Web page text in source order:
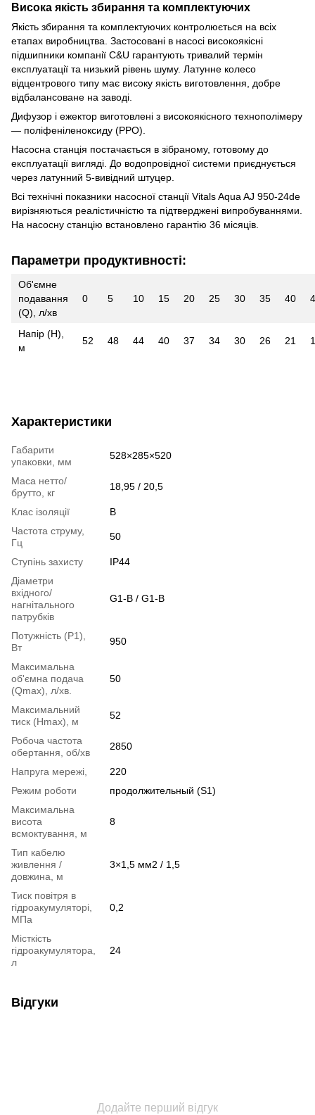
Висока якість збирання та комплектуючих
Якість збирання та комплектуючих контролюється на всіх
етапах виробництва. Застосовані в насосі високоякісні
підшипники компанії C&U гарантують тривалий термін
експлуатації та низький рівень шуму. Латунне колесо
відцентрового типу має високу якість виготовлення, добре
відбалансоване на заводі.
Дифузор і ежектор виготовлені з високоякісного технополімеру
— поліфеніленоксиду (PPO).
Насосна станція постачається в зібраному, готовому до
експлуатації вигляді. До водопровідної системи приєднується
через латунний 5-вивідний штуцер.
Всі технічні показники насосної станції Vitals Aqua AJ 950-24de
вирізняються реалістичністю та підтверджені випробуваннями.
На насосну станцію встановлено гарантію 36 місяців.
Параметри продуктивності:
Об'ємне
подавання
(Q), л/хв
0 5 10 15 20 25 30 35 40
Напір (Н),
м
52 48 44 40 37 34 30 26 21
Характеристики
Габарити
упаковки, мм
528×285×520
Маса нетто/
брутто, кг
18,95 / 20,5
Клас ізоляції
B
Частота струму,
Гц
50
Ступінь захисту
IP44
Діаметри
вхідного/
нагнітального
патрубків
G1-B / G1-B
Потужність (Р1),
Вт
950
Максимальна
об'ємна подача
(Qmax), л/хв.
50
Максимальний
тиск (Нmax), м
52
Робоча частота
обертання, об/хв
2850
Напруга мережі,
220
Режим роботи
продолжительный (S1)
Максимальна
висота
всмоктування, м
8
Тип кабелю
живлення /
довжина, м
3×1,5 мм2 / 1,5
Тиск повітря в
гідроакумуляторі,
МПа
0,2
Місткість
гідроакумулятора,
л
24
Відгуки
Додайте перший відгук